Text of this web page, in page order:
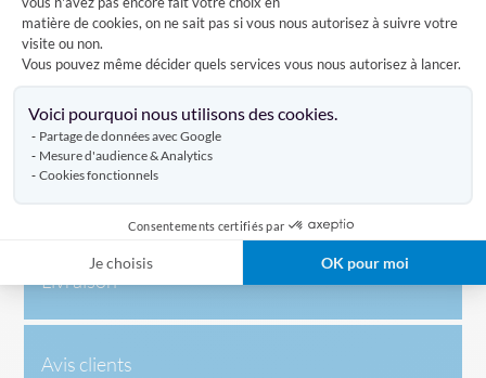
matière de cookies, on ne sait pas si vous nous autorisez à suivre votre
visite ou non.
Vous pouvez même décider quels services vous nous autorisez à lancer.
Voici pourquoi nous utilisons des cookies.
Partage de données avec Google
Mesure d'audience & Analytics
Cookies fonctionnels
Consentements certifiés par
Je choisis OK pour moi
Comment installer le drapeau de Haiti sur une façade?
Vous voulez installer un drapeau Haïtien sur votre façade?
hampe de votre drapeau.
Livraison
Avis clients